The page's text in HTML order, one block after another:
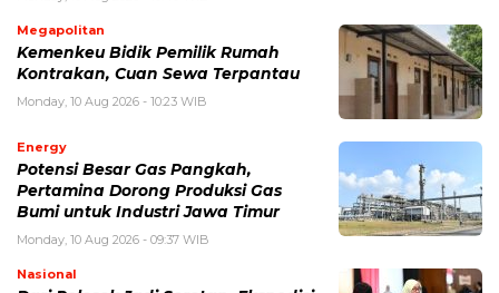
Megapolitan
Kemenkeu Bidik Pemilik Rumah
Kontrakan, Cuan Sewa Terpantau
Monday, 10 Aug 2026 - 10:23 WIB
Energy
Potensi Besar Gas Pangkah,
Pertamina Dorong Produksi Gas
Bumi untuk Industri Jawa Timur
Monday, 10 Aug 2026 - 09:37 WIB
Nasional